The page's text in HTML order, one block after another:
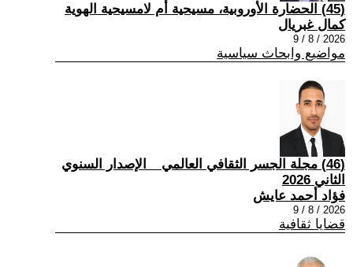
(45) الحضارة الأوروبية، مسيحية أم لامسيحية الهوية
كمال غبريال
2026 / 8 / 9
مواضيع وابحاث سياسية
(46) مجلة الجسر الثقافي العالمي _ الإصدار السنوي
الثاني 2026
فؤاد أحمد عايش
2026 / 8 / 9
قضايا ثقافية